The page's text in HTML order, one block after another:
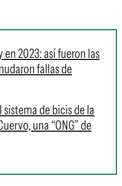
en 2023: así fueron las
fallas de
sistema de bicis de la
una “ONG” de